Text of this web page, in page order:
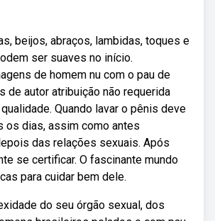
beijos, abraços, lambidas, toques e
ser suaves no início.
de homem nu com o pau de
de autor atribuição não requerida
Quando lavar o pênis deve
os dias, assim como antes
das relações sexuais. Após
se certificar. O fascinante mundo
para cuidar bem dele.
do seu órgão sexual, dos